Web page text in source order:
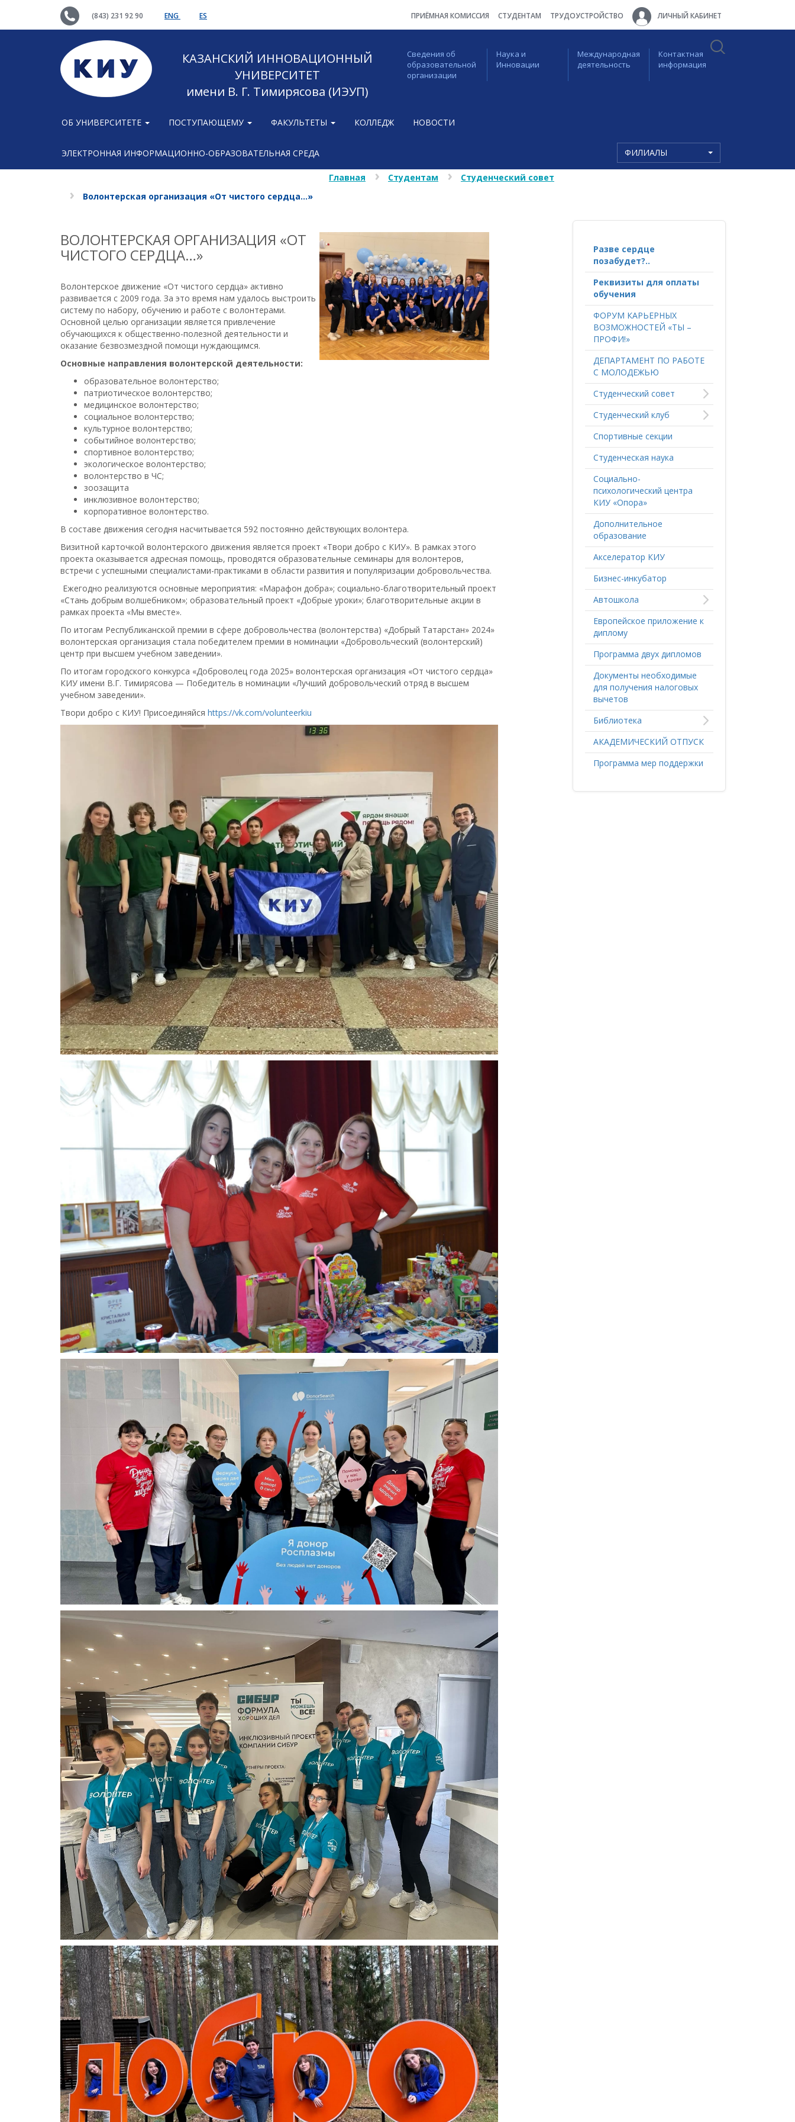
(843) 231 92 90 ENG ES ПРИЁМНАЯ КОМИССИЯ СТУДЕНТАМ ТРУДОУСТРОЙСТВО ЛИЧНЫЙ КАБИНЕТ
КАЗАНСКИЙ ИННОВАЦИОННЫЙ
УНИВЕРСИТЕТ
имени В. Г. Тимирясова (ИЭУП)
Сведения об
образовательной
организации
Наука и
Инновации
Международная
деятельность
Контактная
информация
ОБ УНИВЕРСИТЕТЕ ПОСТУПАЮЩЕМУ ФАКУЛЬТЕТЫ КОЛЛЕДЖ НОВОСТИ
ЭЛЕКТРОННАЯ ИНФОРМАЦИОННО-ОБРАЗОВАТЕЛЬНАЯ СРЕДА ФИЛИАЛЫ
Главная Студентам
Студенческий совет
Волонтерская организация «От чистого сердца…»
ВОЛОНТЕРСКАЯ ОРГАНИЗАЦИЯ «ОТ
ЧИСТОГО СЕРДЦА…»
Волонтерское движение «От чистого сердца» активно
развивается с 2009 года. За это время нам удалось выстроить
систему по набору, обучению и работе с волонтерами.
Основной целью организации является привлечение
обучающихся к общественно-полезной деятельности и
оказание безвозмездной помощи нуждающимся.
Основные направления волонтерской деятельности:
образовательное волонтерство;
патриотическое волонтерство;
медицинское волонтерство;
социальное волонтерство;
культурное волонтерство;
событийное волонтерство;
спортивное волонтерство;
экологическое волонтерство;
волонтерство в ЧС;
зоозащита
инклюзивное волонтерство;
корпоративное волонтерство.
В составе движения сегодня насчитывается 592 постоянно действующих волонтера.
Визитной карточкой волонтерского движения является проект «Твори добро с КИУ». В рамках этого
проекта оказывается адресная помощь, проводятся образовательные семинары для волонтеров,
встречи с успешными специалистами-практиками в области развития и популяризации добровольчества.
Ежегодно реализуются основные мероприятия: «Марафон добра»; социально-благотворительный проект
«Стань добрым волшебником»; образовательный проект «Добрые уроки»; благотворительные акции в
рамках проекта «Мы вместе».
По итогам Республиканской премии в сфере добровольчества (волонтерства) «Добрый Татарстан» 2024»
волонтерская организация стала победителем премии в номинации «Добровольческий (волонтерский)
центр при высшем учебном заведении».
По итогам городского конкурса «Доброволец года 2025» волонтерская организация «От чистого сердца»
КИУ имени В.Г. Тимирясова — Победитель в номинации «Лучший добровольческий отряд в высшем
учебном заведении».
Твори добро с КИУ! Присоединяйся https://vk.com/volunteerkiu
Разве сердце
позабудет?..
Реквизиты для оплаты
обучения
ФОРУМ КАРЬЕРНЫХ
ВОЗМОЖНОСТЕЙ «ТЫ –
ПРОФИ!»
ДЕПАРТАМЕНТ ПО РАБОТЕ
С МОЛОДЕЖЬЮ
Студенческий совет
Студенческий клуб
Спортивные секции
Студенческая наука
Социально-
психологический центра
КИУ «Опора»
Дополнительное
образование
Акселератор КИУ
Бизнес-инкубатор
Автошкола
Европейское приложение к
диплому
Программа двух дипломов
Документы необходимые
для получения налоговых
вычетов
Библиотека
АКАДЕМИЧЕСКИЙ ОТПУСК
Программа мер поддержки